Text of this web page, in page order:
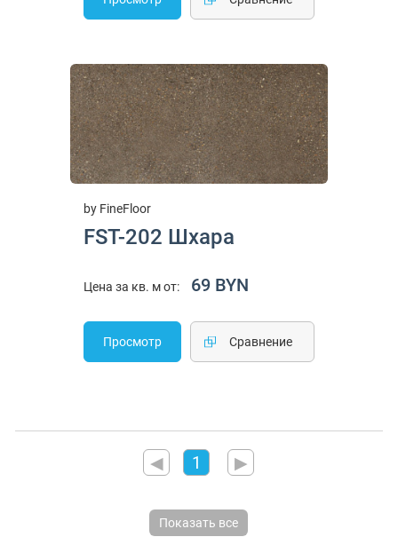
by FineFloor
FST-202 Шхара
Цена за кв. м от: 69 BYN
Просмотр Cравнение
◀ 1 ▶
Показать все